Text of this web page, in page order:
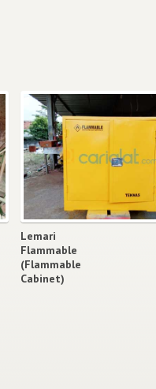
Lemari
Flammable
(Flammable
Cabinet)